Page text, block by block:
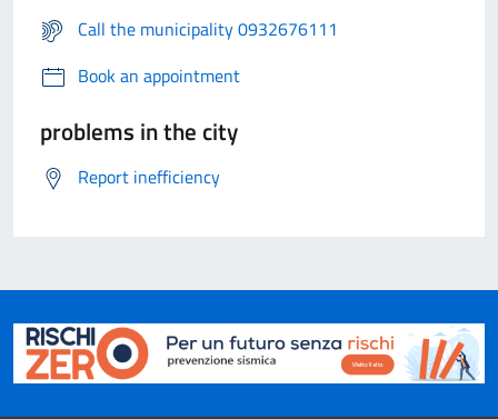
Call the municipality 0932676111
Book an appointment
problems in the city
Report inefficiency